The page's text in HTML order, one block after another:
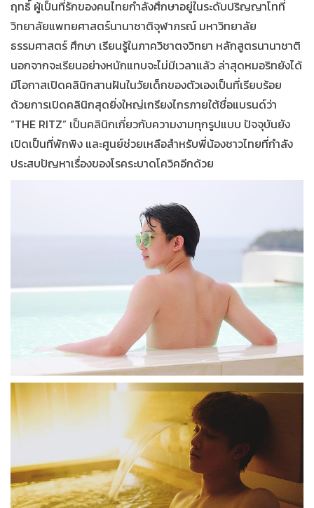
ฤทธิ์ ผู้เป็นที่รักของคนไทยกำลังศึกษาอยู่ในระดับปริญญาโทที่
วิทยาลัยแพทยศาสตร์นานาชาติจุฬาภรณ์ มหาวิทยาลัย
ธรรมศาสตร์ ศึกษา เรียนรู้ในภาควิชาตจวิทยา หลักสูตรนานาชาติ
นอกจากจะเรียนอย่างหนักแทบจะไม่มีเวลาแล้ว ล่าสุดหมอริทยังได้
มีโอกาสเปิดคลินิกสานฝันในวัยเด็กของตัวเองเป็นที่เรียบร้อย
ด้วยการเปิดคลินิกสุดยิ่งใหญ่เกรียงไกรภายใต้ชื่อแบรนด์ว่า
“THE RITZ” เป็นคลินิกเกี่ยวกับความงามทุกรูปแบบ ปัจจุบันยัง
เปิดเป็นที่พักพิง และศูนย์ช่วยเหลือสำหรับพี่น้องชาวไทยที่กำลัง
ประสบปัญหาเรื่องของโรคระบาดโควิคอีกด้วย